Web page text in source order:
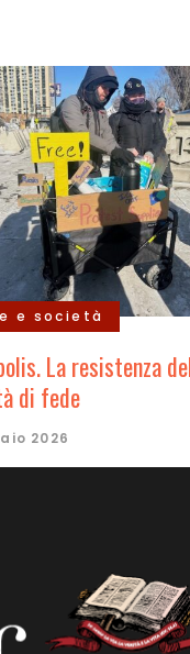
e società
La resistenza
di fede
2026